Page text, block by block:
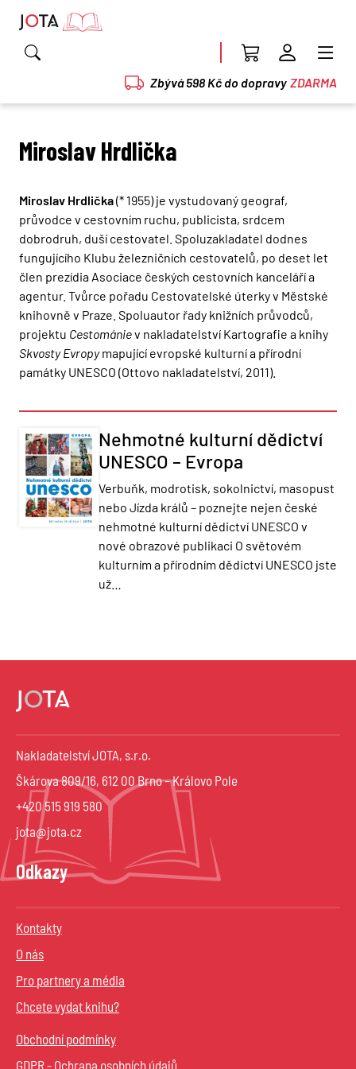
Zbývá 598 Kč do dopravy ZDARMA
Miroslav Hrdlička
Miroslav Hrdlička(* 1955) je vystudovaný geograf,
průvodce v cestovním ruchu, publicista, srdcem
dobrodruh, duší cestovatel. Spoluzakladatel dodnes
fungujícího Klubu železničních cestovatelů, po deset let
člen prezídia Asociace českých cestovních kanceláří a
agentur. Tvůrce pořadu Cestovatelské úterky v Městské
knihovně v Praze. Spoluautor řady knižních průvodců,
projektu Cestomániev nakladatelství Kartografie a knihy
Skvosty Evropymapující evropské kulturní a přírodní
památky UNESCO (Ottovo nakladatelství, 2011).
Nehmotné kulturní dědictví
UNESCO – Evropa
Verbuňk, modrotisk, sokolnictví, masopust
nebo Jízda králů – poznejte nejen české
nehmotné kulturní dědictví UNESCO v
nové obrazové publikaci O světovém
kulturním a přírodním dědictví UNESCO jste
už…
Nakladatelství JOTA, s.r.o.
Škárova 809/16, 612 00 Brno – Královo Pole
+420 515 919 580
jota@jota.cz
Odkazy
Kontakty
O nás
Pro partnery a média
Chcete vydat knihu?
Obchodní podmínky
GDPR - Ochrana osobních údajů